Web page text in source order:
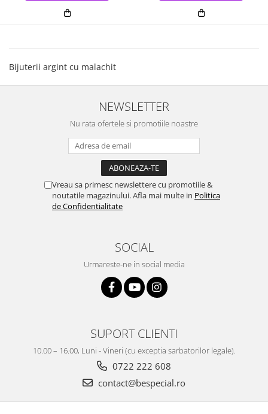
Bijuterii argint cu malachit
NEWSLETTER
Nu rata ofertele si promotiile noastre
Vreau sa primesc newslettere cu promotiile &
noutatile magazinului. Afla mai multe in Politica
de Confidentialitate
SOCIAL
Urmareste-ne in social media
SUPORT CLIENTI
10.00 – 16.00, Luni - Vineri (cu exceptia sarbatorilor legale).
0722 222 608
contact@bespecial.ro